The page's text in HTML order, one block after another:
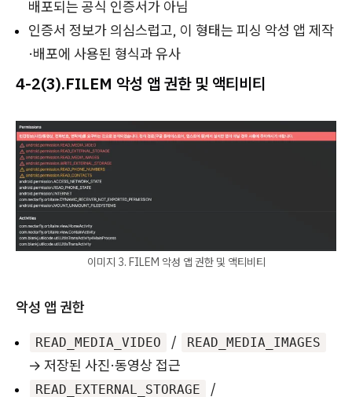
배포되는 공식 인증서가 아님
인증서 정보가 의심스럽고, 이 형태는 피싱 악성 앱 제작
·배포에 사용된 형식과 유사
4-2(3).FILEM 악성 앱 권한 및 액티비티
이미지 3. FILEM 악성 앱 권한 및 액티비티
악성 앱 권한
READ_MEDIA_VIDEO / READ_MEDIA_IMAGES
→ 저장된 사진·동영상 접근
READ_EXTERNAL_STORAGE /